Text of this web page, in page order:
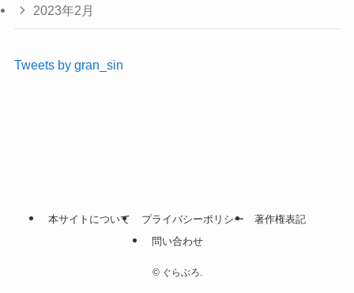
2023年2月
Tweets by gran_sin
本サイトについて プライバシーポリシー
著作権表記
問い合わせ
©ぐらぶろ.